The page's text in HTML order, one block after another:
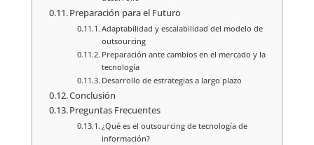
Preparación para el Futuro
Adaptabilidad y escalabilidad del modelo de
outsourcing
Preparación ante cambios en el mercado y la
tecnología
Desarrollo de estrategias a largo plazo
Conclusión
Preguntas Frecuentes
¿Qué es el outsourcing de tecnología de
información?